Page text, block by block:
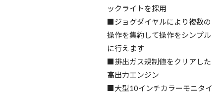
ックライトを採用
■ジョグダイヤルにより複数の
操作を集約して操作をシンプル
に行えます
■排出ガス規制値をクリアした
高出力エンジン
■大型10インチカラーモニタイ